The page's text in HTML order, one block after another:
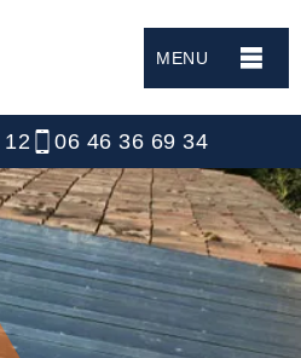
MENU
12 06 46 36 69 34